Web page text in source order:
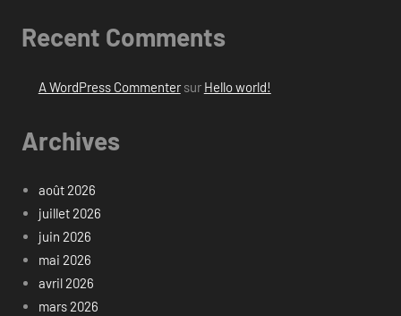
Recent Comments
A WordPress Commentersur Hello world!
Archives
août 2026
juillet 2026
juin 2026
mai 2026
avril 2026
mars 2026